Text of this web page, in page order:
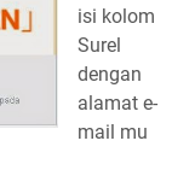
isi kolom
Surel
dengan
alamat e-
mail mu